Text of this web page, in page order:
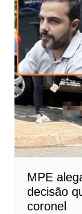
MPE
decisão
coronel